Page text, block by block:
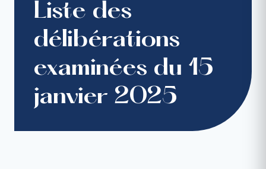
Liste des
délibérations
examinées du 15
janvier 2025